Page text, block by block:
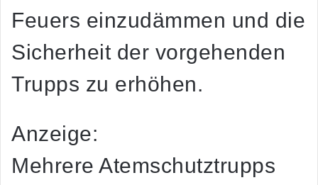
Feuers einzudämmen und die
Sicherheit der vorgehenden
Trupps zu erhöhen.
Anzeige:
Mehrere Atemschutztrupps